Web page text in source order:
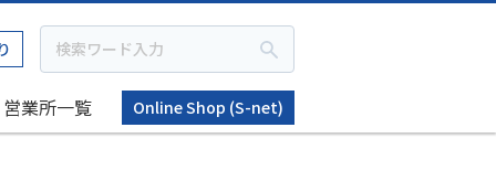
営業所一覧
Online Shop (S-net)